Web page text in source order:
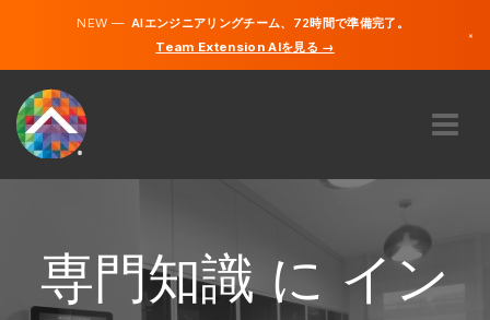
NEW —AIエンジニアリングチーム、72時間で準備完了。
Team Extension AIを見る →
×
どのように機能するのですか？
キャリア
雇う
専門知識 に イン